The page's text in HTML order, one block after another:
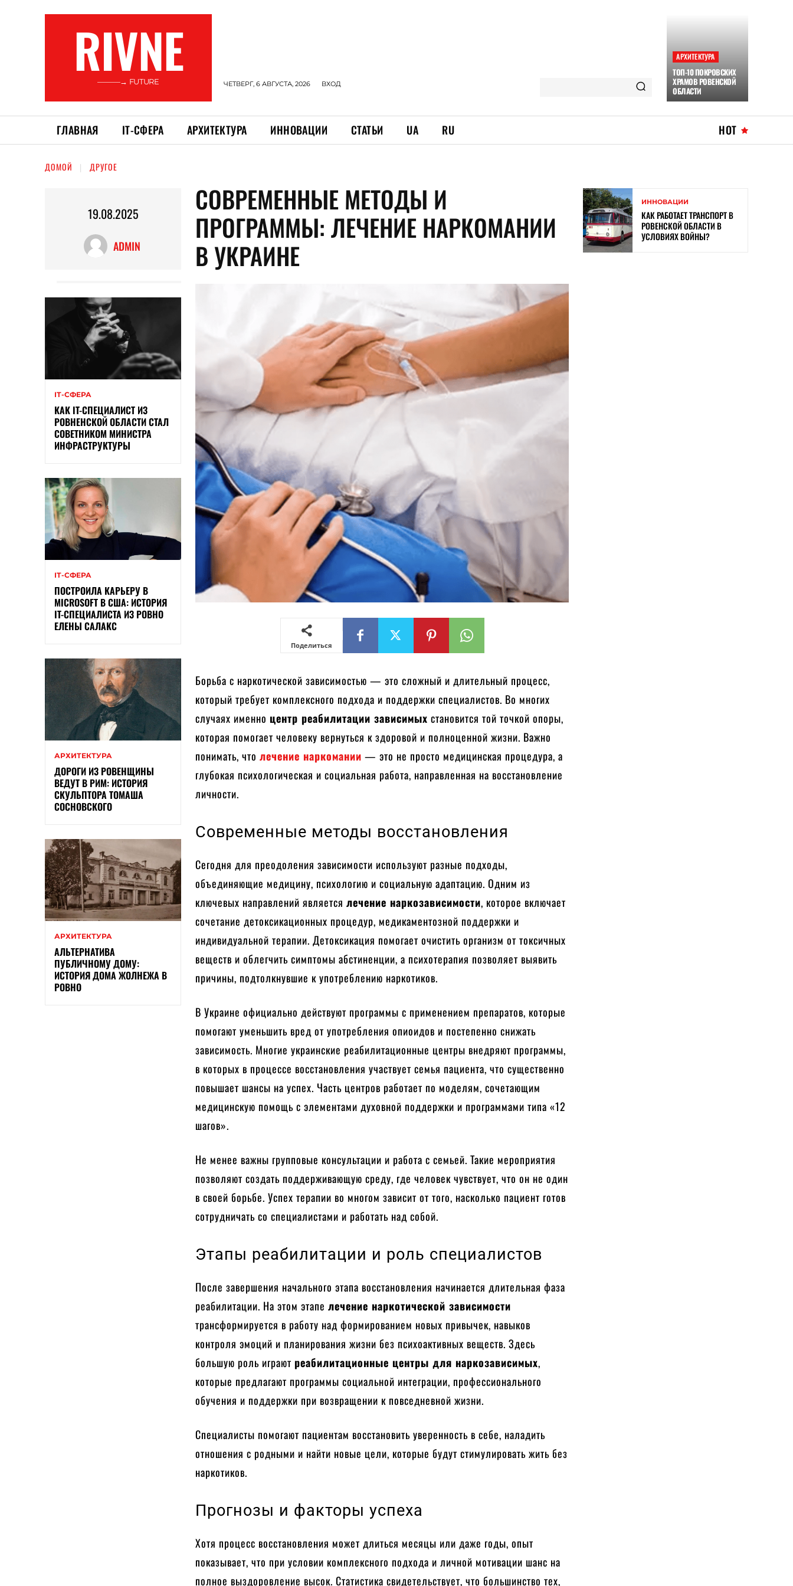
RIVNE
———→ FUTURE ЧЕТВЕРГ, 6 АВГУСТА, 2026 ВХОД
АРХИТЕКТУРА
ТОП-10 ПОКРОВСКИХ
ХРАМОВ РОВЕНСКОЙ
ОБЛАСТИ
ГЛАВНАЯ ІТ-СФЕРА АРХИТЕКТУРА ИННОВАЦИИ СТАТЬИ UA RU HOT
ДОМОЙ ДРУГОЕ
19.08.2025
ADMIN
ІТ-СФЕРА
КАК IT-СПЕЦИАЛИСТ ИЗ
РОВНЕНСКОЙ ОБЛАСТИ СТАЛ
СОВЕТНИКОМ МИНИСТРА
ИНФРАСТРУКТУРЫ
ІТ-СФЕРА
ПОСТРОИЛА КАРЬЕРУ В
MICROSOFT В США: ИСТОРИЯ
IT-СПЕЦИАЛИСТА ИЗ РОВНО
ЕЛЕНЫ САЛАКС
АРХИТЕКТУРА
ДОРОГИ ИЗ РОВЕНЩИНЫ
ВЕДУТ В РИМ: ИСТОРИЯ
СКУЛЬПТОРА ТОМАША
СОСНОВСКОГО
АРХИТЕКТУРА
АЛЬТЕРНАТИВА
ПУБЛИЧНОМУ ДОМУ:
ИСТОРИЯ ДОМА ЖОЛНЕЖА В
РОВНО
СОВРЕМЕННЫЕ МЕТОДЫ И
ПРОГРАММЫ: ЛЕЧЕНИЕ НАРКОМАНИИ
В УКРАИНЕ
Поделиться
Борьба с наркотической зависимостью — это сложный и длительный процесс,
который требует комплексного подхода и поддержки специалистов. Во многих
случаях именноцентр реабилитации зависимых становится той точкой опоры,
которая помогает человеку вернуться к здоровой и полноценной жизни. Важно
понимать, чтолечение наркомании — это не просто медицинская процедура, а
глубокая психологическая и социальная работа, направленная на восстановление
личности.
Современные методы восстановления
Сегодня для преодоления зависимости используют разные подходы,
объединяющие медицину, психологию и социальную адаптацию. Одним из
ключевых направлений являетсялечение наркозависимости, которое включает
сочетание детоксикационных процедур, медикаментозной поддержки и
индивидуальной терапии. Детоксикация помогает очистить организм от токсичных
веществ и облегчить симптомы абстиненции, а психотерапия позволяет выявить
причины, подтолкнувшие к употреблению наркотиков.
В Украине официально действуют программы с применением препаратов, которые
помогают уменьшить вред от употребления опиоидов и постепенно снижать
зависимость. Многие украинские реабилитационные центры внедряют программы,
в которых в процессе восстановления участвует семья пациента, что существенно
повышает шансы на успех. Часть центров работает по моделям, сочетающим
медицинскую помощь с элементами духовной поддержки и программами типа «12
шагов».
Не менее важны групповые консультации и работа с семьей. Такие мероприятия
позволяют создать поддерживающую среду, где человек чувствует, что он не один
в своей борьбе. Успех терапии во многом зависит от того, насколько пациент готов
сотрудничать со специалистами и работать над собой.
Этапы реабилитации и роль специалистов
После завершения начального этапа восстановления начинается длительная фаза
реабилитации. На этом этапелечение наркотической зависимости
трансформируется в работу над формированием новых привычек, навыков
контроля эмоций и планирования жизни без психоактивных веществ. Здесь
большую роль играют реабилитационные центры для наркозависимых,
которые предлагают программы социальной интеграции, профессионального
обучения и поддержки при возвращении к повседневной жизни.
Специалисты помогают пациентам восстановить уверенность в себе, наладить
отношения с родными и найти новые цели, которые будут стимулировать жить без
наркотиков.
Прогнозы и факторы успеха
Хотя процесс восстановления может длиться месяцы или даже годы, опыт
показывает, что при условии комплексного подхода и личной мотивации шанс на
полное выздоровление высок. Статистика свидетельствует, что большинство тех,
ИННОВАЦИИ
КАК РАБОТАЕТ ТРАНСПОРТ В
РОВЕНСКОЙ ОБЛАСТИ В
УСЛОВИЯХ ВОЙНЫ?